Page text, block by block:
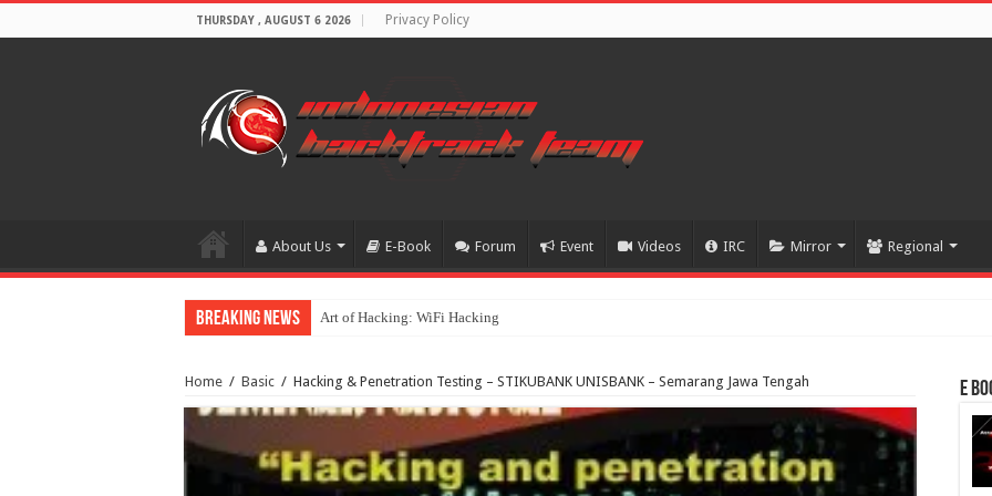
THURSDAY , AUGUST 6 2026 Privacy Policy
About Us E-Book Forum Event Videos IRC Mirror Regional
Breaking News Art of Hacking: WiFi Hacking
Home / Basic / Hacking & Penetration Testing – STIKUBANK UNISBANK – Semarang Jawa Tengah E